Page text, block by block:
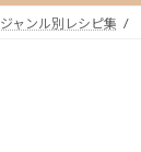
ジャンル別レシピ集